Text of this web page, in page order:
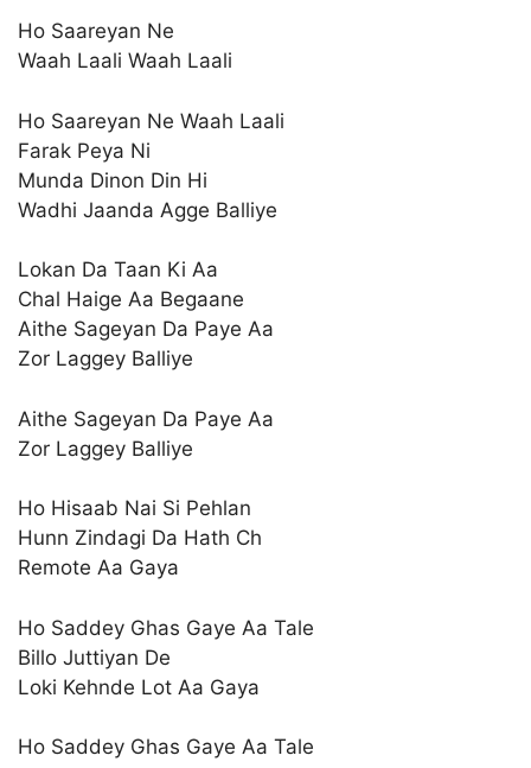
Ho Saareyan Ne
Waah Laali Waah Laali
Ho Saareyan Ne Waah Laali
Farak Peya Ni
Munda Dinon Din Hi
Wadhi Jaanda Agge Balliye
Lokan Da Taan Ki Aa
Chal Haige Aa Begaane
Aithe Sageyan Da Paye Aa
Zor Laggey Balliye
Aithe Sageyan Da Paye Aa
Zor Laggey Balliye
Ho Hisaab Nai Si Pehlan
Hunn Zindagi Da Hath Ch
Remote Aa Gaya
Ho Saddey Ghas Gaye Aa Tale
Billo Juttiyan De
Loki Kehnde Lot Aa Gaya
Ho Saddey Ghas Gaye Aa Tale